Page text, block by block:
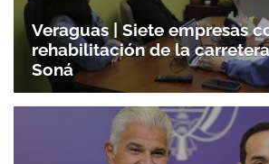
Veraguas | Siete empresas
rehabilitación de la
Soná